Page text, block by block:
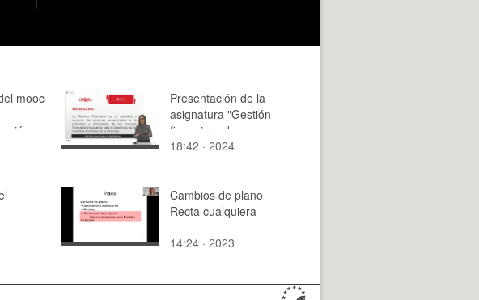
mooc
Presentación de la
asignatura "Gestión
financiera de
empresas"
18:42 · 2024
Cambios de plano
Recta cualquiera
14:24 · 2023